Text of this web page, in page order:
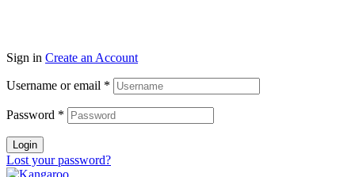
Sign in Create an Account
Username or email *
Password *
Login
Lost your password?